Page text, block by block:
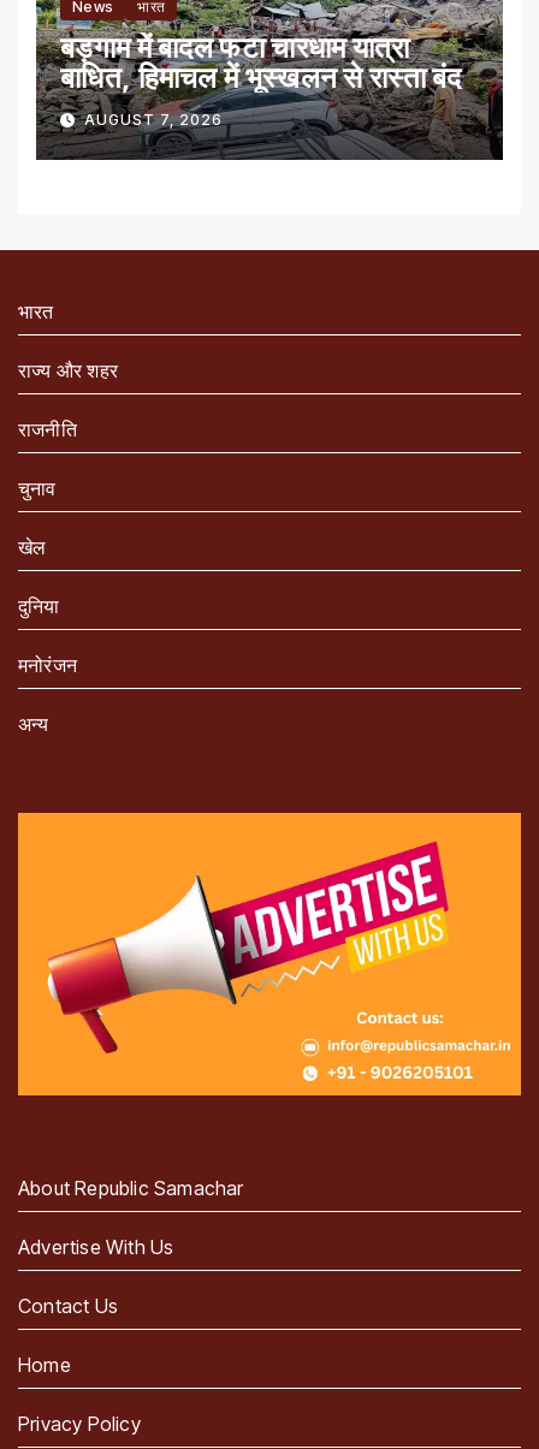
News भारत
बड़गाम में बादल फटा चारधाम यात्रा
बाधित, हिमाचल में भूस्खलन से रास्ता बंद
AUGUST 7, 2026
भारत
राज्य और शहर
राजनीति
चुनाव
खेल
दुनिया
मनोरंजन
अन्य
About Republic Samachar
Advertise With Us
Contact Us
Home
Privacy Policy